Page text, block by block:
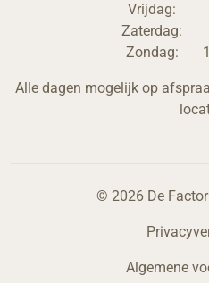
Vrijdag:
Zaterdag:
Zondag:
Alle dagen mogelijk op
© 2026 De
Algemene